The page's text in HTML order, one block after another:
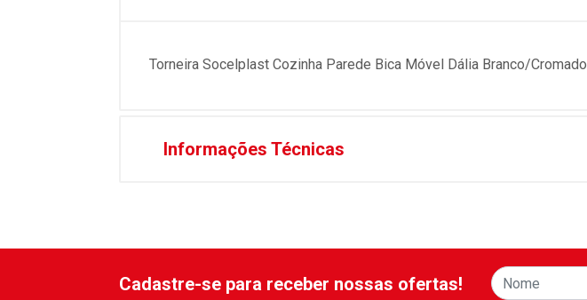
Torneira Socelplast Cozinha Parede Bica Móvel Dália Branco/Cromado
Informações Técnicas
Cadastre-se para receber nossas ofertas!